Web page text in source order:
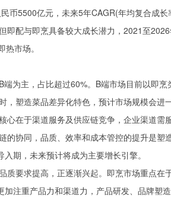
币5500亿元，未来5年CAGR(年均复合成长
即配与即烹具备较大成长潜力，2021至
市场。
为主，占比超过60%。B端市场目前以即烹
，塑造菜品差异化特色，预计市场规模会进
心在于渠道服务及供应链竞争，企业渠道需
的协同，品质、效率和成本管控的提升是塑
期，未来预计将成为主要增长引擎。
质要求提高，正逐渐兴起。即烹市场重点在
注重产品力和渠道力，产品研发、品牌塑